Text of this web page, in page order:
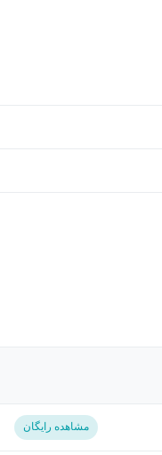
مشاهده رایگان